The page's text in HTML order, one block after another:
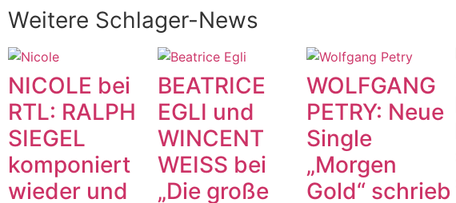
Weitere Schlager-News
NICOLE bei
RTL: RALPH
SIEGEL
komponiert
wieder und
BEATRICE
EGLI und
WINCENT
WEISS bei
„Die große
WOLFGANG
PETRY: Neue
Single
„Morgen
Gold“ schrieb